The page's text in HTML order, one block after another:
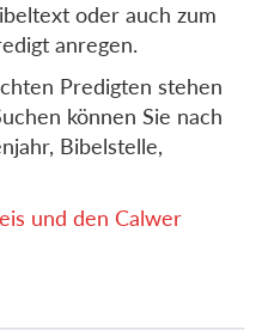
oder auch zum
anregen.
Predigten stehen
können Sie nach
Bibelstelle,
und den Calwer